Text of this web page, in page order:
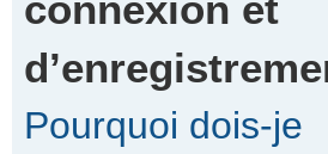
Pourquoi dois-je